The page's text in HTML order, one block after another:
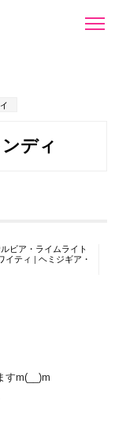
ディ
ビア・ライムライト
イティ | ヘミジギア・
すm(__)m